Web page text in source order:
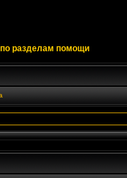
разделам помощи